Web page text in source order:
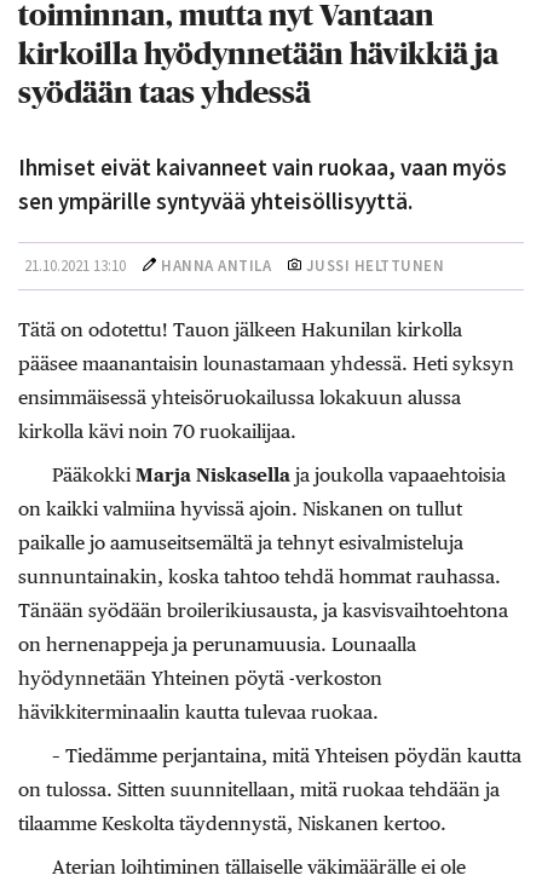
toiminnan, mutta nyt Vantaan
kirkoilla hyödynnetään hävikkiä ja
syödään taas yhdessä
Ihmiset eivät kaivanneet vain ruokaa, vaan myös
sen ympärille syntyvää yhteisöllisyyttä.
21.10.2021 13:10 HANNA ANTILA JUSSI HELTTUNEN
Tätä on odotettu! Tauon jälkeen Hakunilan kirkolla
pääsee maanantaisin lounastamaan yhdessä. Heti syksyn
ensimmäisessä yhteisöruokailussa lokakuun alussa
kirkolla kävi noin 70 ruokailijaa.
Pääkokki Marja Niskasella ja joukolla vapaaehtoisia
on kaikki valmiina hyvissä ajoin. Niskanen on tullut
paikalle jo aamuseitsemältä ja tehnyt esivalmisteluja
sunnuntainakin, koska tahtoo tehdä hommat rauhassa.
Tänään syödään broilerikiusausta, ja kasvisvaihtoehtona
on hernenappeja ja perunamuusia. Lounaalla
hyödynnetään Yhteinen pöytä -verkoston
hävikkiterminaalin kautta tulevaa ruokaa.
– Tiedämme perjantaina, mitä Yhteisen pöydän kautta
on tulossa. Sitten suunnitellaan, mitä ruokaa tehdään ja
tilaamme Keskolta täydennystä, Niskanen kertoo.
Aterian loihtiminen tällaiselle väkimäärälle ei ole